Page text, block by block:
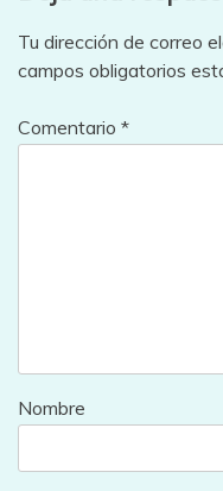
Tu dirección de correo
campos obligatorios
Comentario *
Nombre